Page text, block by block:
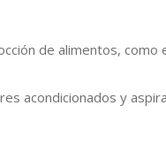
de alimentos, como
acondicionados y